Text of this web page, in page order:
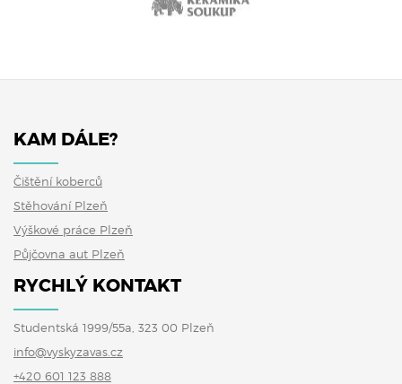
KAM DÁLE?
Čištění koberců
Stěhování Plzeň
Výškové práce Plzeň
Půjčovna aut Plzeň
RYCHLÝ KONTAKT
Studentská 1999/55a, 323 00 Plzeň
info@vyskyzavas.cz
+420 601 123 888